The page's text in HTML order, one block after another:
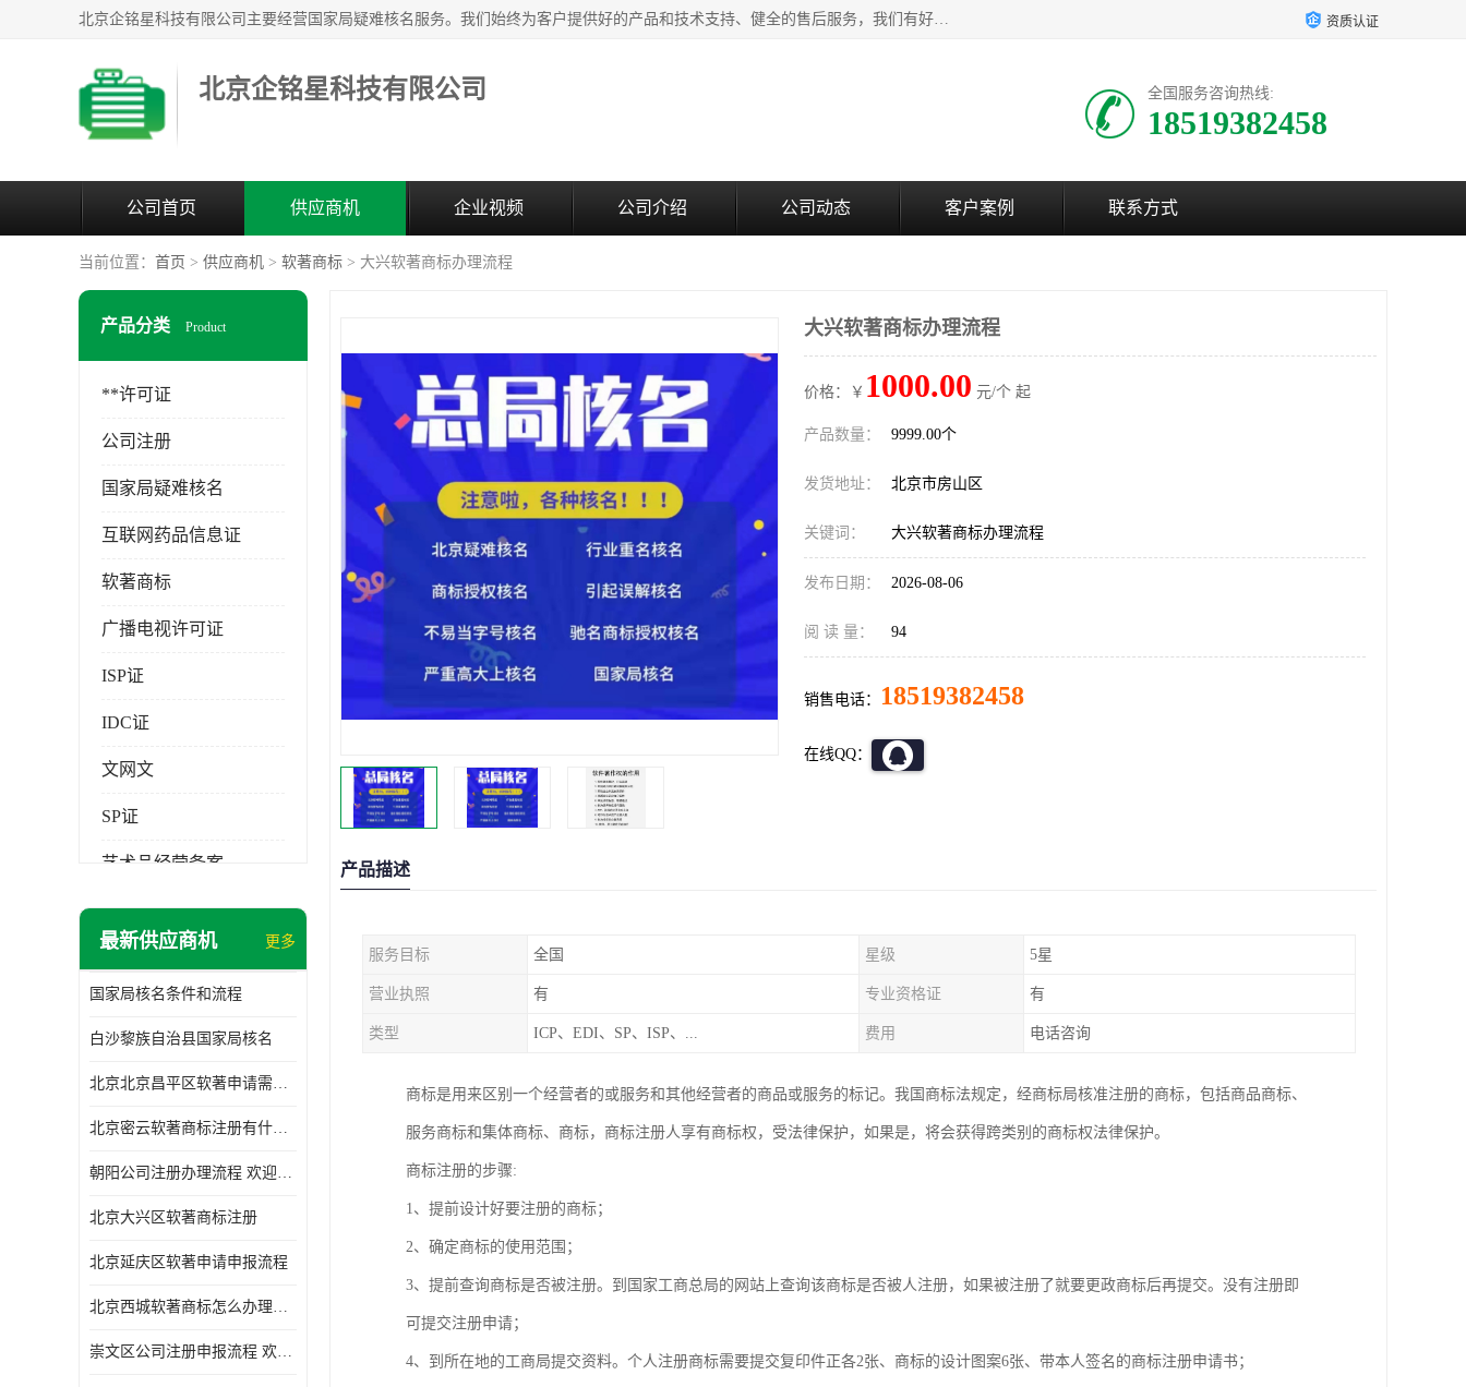
北京企铭星科技有限公司主要经营国家局疑难核名服务。我们始终为客户提供好的产品和技术支持、健全的售后服务，我们有好的产品和专业的销售和技术团队，我公司属于北京企业管理及投资咨询黄页行业，如果您对我公司的产品服务有兴趣，期待您在线留言或者来电咨询。 资质认证
北京企铭星科技有限公司 全国服务咨询热线:
18519382458
公司首页 供应商机 企业视频 公司介绍 公司动态 客户案例 联系方式
当前位置： 首页 > 供应商机 > 软著商标 > 大兴软著商标办理流程
产品分类 Product
**许可证
公司注册
国家局疑难核名
互联网药品信息证
软著商标
广播电视许可证
ISP证
IDC证
文网文
SP证
艺术品经营备案
最新供应商机 更多
国家局核名条件和流程
白沙黎族自治县国家局核名
北京北京昌平区软著申请需要什么条件 软件著作权 欢迎电话咨询
北京密云软著商标注册有什么要求 软件著作权 欢迎电话咨询
朝阳公司注册办理流程 欢迎电话咨询
北京大兴区软著商标注册
北京延庆区软著申请申报流程
北京西城软著商标怎么办理流程 欢迎电话咨询
崇文区公司注册申报流程 欢迎电话咨询
大兴软著商标办理流程
价格：￥ 1000.00 元/个 起
产品数量： 9999.00个
发货地址： 北京市房山区
关键词： 大兴软著商标办理流程
发布日期： 2026-08-06
阅 读 量： 94
销售电话： 18519382458
在线QQ：
产品描述
服务目标 全国 星级 5星
营业执照 有 专业资格证 有
类型 ICP、EDI、SP、ISP、... 费用 电话咨询
商标是用来区别一个经营者的或服务和其他经营者的商品或服务的标记。我国商标法规定，经商标局核准注册的商标，包括商品商标、
服务商标和集体商标、商标，商标注册人享有商标权，受法律保护，如果是，将会获得跨类别的商标权法律保护。
商标注册的步骤:
1、提前设计好要注册的商标；
2、确定商标的使用范围；
3、提前查询商标是否被注册。到国家工商总局的网站上查询该商标是否被人注册，如果被注册了就要更政商标后再提交。没有注册即
可提交注册申请；
4、到所在地的工商局提交资料。个人注册商标需要提交复印件正各2张、商标的设计图案6张、带本人签名的商标注册申请书；